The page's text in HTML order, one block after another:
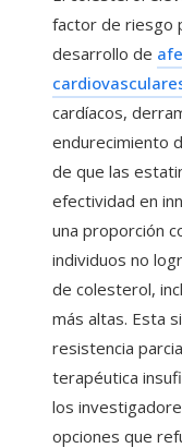
factor de riesgo
desarrollo de
cardíacos,
endurecimiento
de que las
efectividad en
una proporción
individuos no
de colesterol,
más altas. Esta
resistencia
terapéutica
los
opciones que